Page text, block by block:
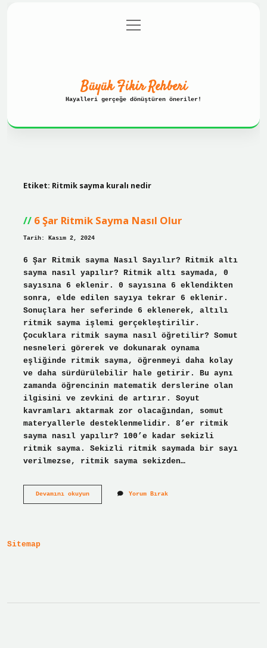
Gizlilik Politikası
menüyü
aç
Büyük Fikir Rehberi
Hayalleri gerçeğe dönüştüren öneriler!
Etiket: Ritmik sayma kuralı nedir
6 Şar Ritmik Sayma Nasıl Olur
Tarih: Kasım 2, 2024
6 Şar Ritmik sayma Nasıl Sayılır? Ritmik altı
sayma nasıl yapılır? Ritmik altı saymada, 0
sayısına 6 eklenir. 0 sayısına 6 eklendikten
sonra, elde edilen sayıya tekrar 6 eklenir.
Sonuçlara her seferinde 6 eklenerek, altılı
ritmik sayma işlemi gerçekleştirilir.
Çocuklara ritmik sayma nasıl öğretilir? Somut
nesneleri görerek ve dokunarak oynama
eşliğinde ritmik sayma, öğrenmeyi daha kolay
ve daha sürdürülebilir hale getirir. Bu aynı
zamanda öğrencinin matematik derslerine olan
ilgisini ve zevkini de artırır. Soyut
kavramları aktarmak zor olacağından, somut
materyallerle desteklenmelidir. 8’er ritmik
sayma nasıl yapılır? 100’e kadar sekizli
ritmik sayma. Sekizli ritmik saymada bir sayı
verilmezse, ritmik sayma sekizden…
Devamını okuyun6
Yorum Bırak
Sitemap